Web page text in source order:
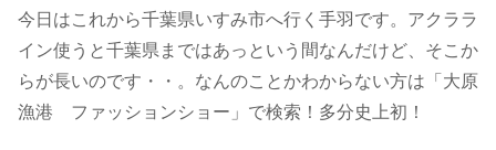
今日はこれから千葉県いすみ市へ行く手羽です。アクララ
イン使うと千葉県まではあっという間なんだけど、そこか
らが長いのです・・。なんのことかわからない方は「大原
漁港 ファッションショー」で検索！多分史上初！